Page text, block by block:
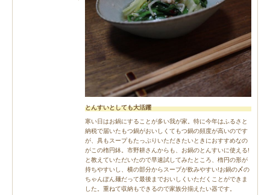
とんすいとしても大活躍
寒い日はお鍋にすることが多い我が家。特に今年はふるさと
納税で届いたもつ鍋がおいしくてもつ鍋の頻度が高いのです
が、具もスープもたっぷりいただきたいときにおすすめなの
がこの楕円鉢。市野耕さんからも、お鍋のとんすいに使える!
と教えていただいたので早速試してみたところ、楕円の形が
持ちやすいし、横の部分からスープが飲みやすい!お鍋の〆の
ちゃんぽん麺だって最後までおいしくいただくことができま
した。重ねて収納もできるので家族分揃えたい器です。